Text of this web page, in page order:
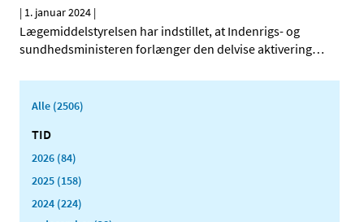
| 1. januar 2024 |
Lægemiddelstyrelsen har indstillet, at Indenrigs- og
sundhedsministeren forlænger den delvise aktivering…
Alle (2506)
TID
2026 (84)
2025 (158)
2024 (224)